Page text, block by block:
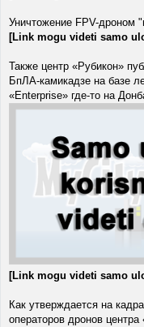
Уничтожение FPV-дроном
[Link mogu videti samo
Также центр «Рубикон»
БпЛА-камикадзе на базе
«Enterprise» где-то на
[Link mogu videti samo
Как утверждается на
операторов дронов